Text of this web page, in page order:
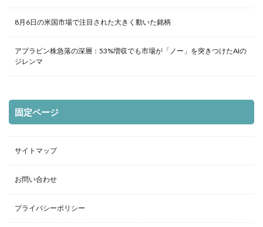
8月6日の米国市場で注目された大きく動いた銘柄
アプラビン株急落の深層：53%増収でも市場が「ノー」を突きつけたAIの
ジレンマ
固定ページ
サイトマップ
お問い合わせ
プライバシーポリシー